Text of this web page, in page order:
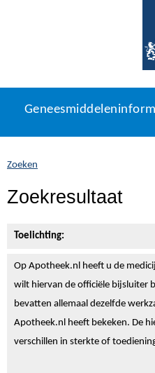
naar
U
zich
hier:
Zoeken
Zoekresultaat
Toelichting:
Op Apotheek.nl heeft u de
wilt hiervan de officiële bijsluiter
bevatten allemaal dezelfde
Apotheek.nl heeft bekeken. De
verschillen in sterkte of